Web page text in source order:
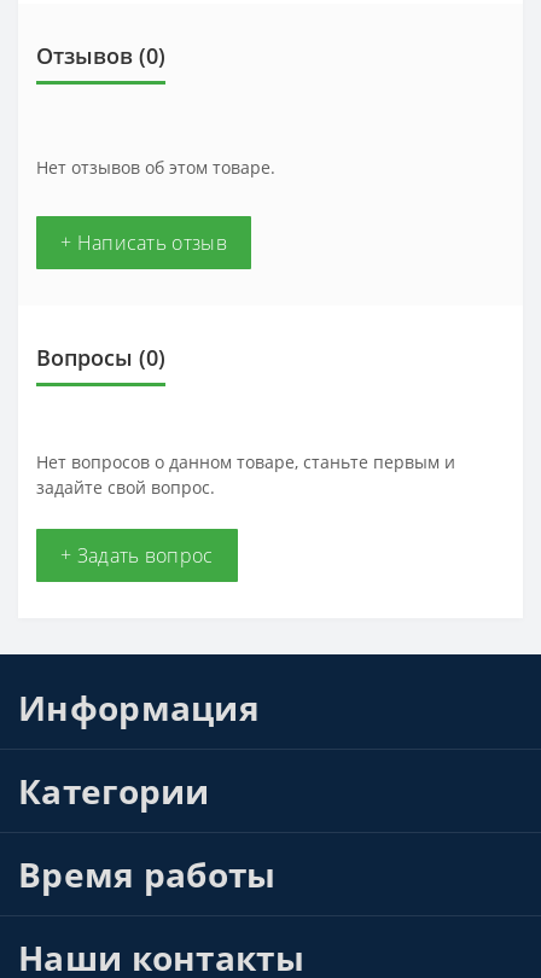
Отзывов (0)
Нет отзывов об этом товаре.
+ Написать отзыв
Вопросы (0)
Нет вопросов о данном товаре, станьте первым и
задайте свой вопрос.
+ Задать вопрос
Информация
Категории
Время работы
Наши контакты